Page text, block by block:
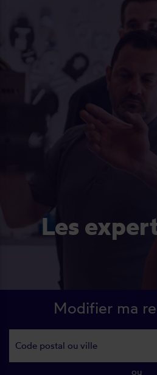
Les experts du volet
Modifier ma
ou